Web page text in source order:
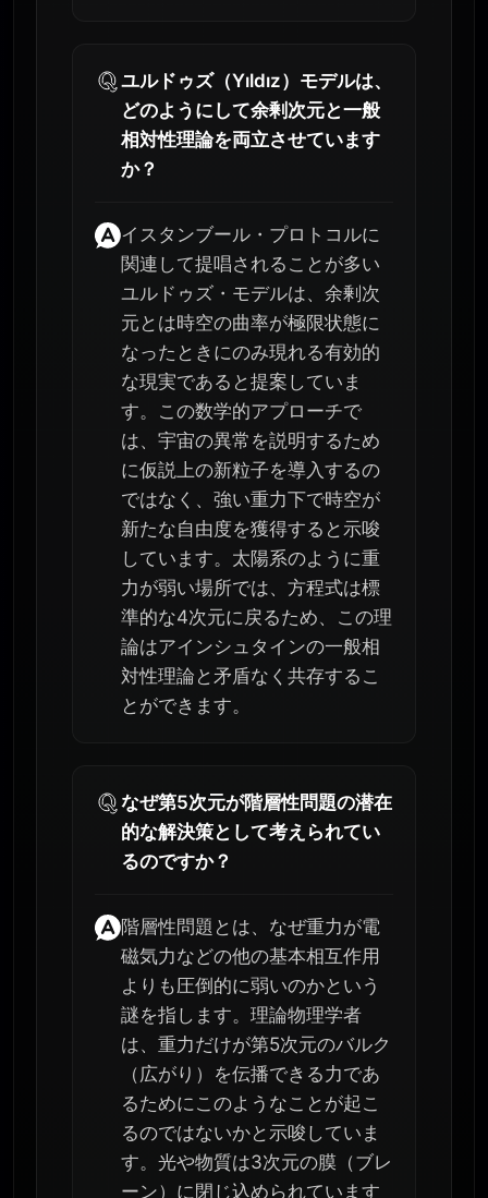
ユルドゥズ（Yıldız）モデルは、
どのようにして余剰次元と一般
相対性理論を両立させています
か？
イスタンブール・プロトコルに
関連して提唱されることが多い
ユルドゥズ・モデルは、余剰次
元とは時空の曲率が極限状態に
なったときにのみ現れる有効的
な現実であると提案していま
す。この数学的アプローチで
は、宇宙の異常を説明するため
に仮説上の新粒子を導入するの
ではなく、強い重力下で時空が
新たな自由度を獲得すると示唆
しています。太陽系のように重
力が弱い場所では、方程式は標
準的な4次元に戻るため、この理
論はアインシュタインの一般相
対性理論と矛盾なく共存するこ
とができます。
なぜ第5次元が階層性問題の潜在
的な解決策として考えられてい
るのですか？
階層性問題とは、なぜ重力が電
磁気力などの他の基本相互作用
よりも圧倒的に弱いのかという
謎を指します。理論物理学者
は、重力だけが第5次元のバルク
（広がり）を伝播できる力であ
るためにこのようなことが起こ
るのではないかと示唆していま
す。光や物質は3次元の膜（ブレ
ーン）に閉じ込められています